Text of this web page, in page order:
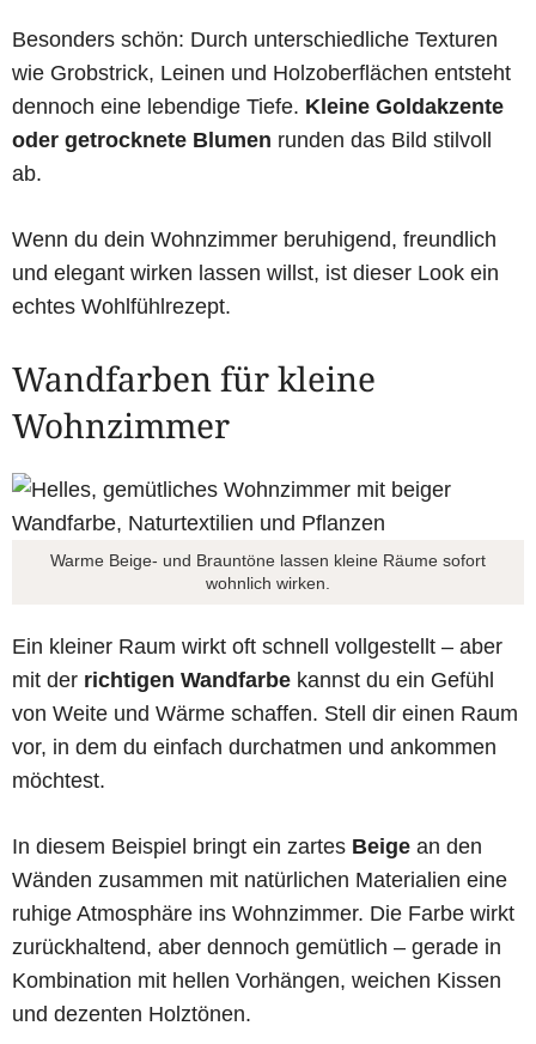
Besonders schön: Durch unterschiedliche Texturen
wie Grobstrick, Leinen und Holzoberflächen entsteht
dennoch eine lebendige Tiefe. Kleine Goldakzente
oder getrocknete Blumen runden das Bild stilvoll
ab.
Wenn du dein Wohnzimmer beruhigend, freundlich
und elegant wirken lassen willst, ist dieser Look ein
echtes Wohlfühlrezept.
Wandfarben für kleine
Wohnzimmer
Warme Beige- und Brauntöne lassen kleine Räume sofort
wohnlich wirken.
Ein kleiner Raum wirkt oft schnell vollgestellt – aber
mit der richtigen Wandfarbe kannst du ein Gefühl
von Weite und Wärme schaffen. Stell dir einen Raum
vor, in dem du einfach durchatmen und ankommen
möchtest.
In diesem Beispiel bringt ein zartes Beige an den
Wänden zusammen mit natürlichen Materialien eine
ruhige Atmosphäre ins Wohnzimmer. Die Farbe wirkt
zurückhaltend, aber dennoch gemütlich – gerade in
Kombination mit hellen Vorhängen, weichen Kissen
und dezenten Holztönen.